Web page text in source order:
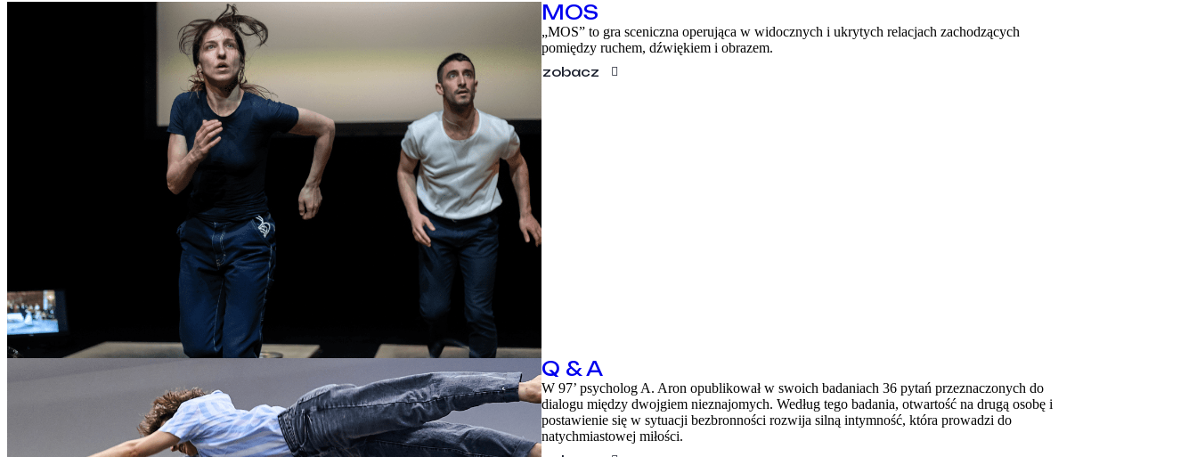
MOS
„MOS” to gra sceniczna operująca w widocznych i ukrytych relacjach zachodzących
pomiędzy ruchem, dźwiękiem i obrazem.
zobacz
Q & A
W 97’ psycholog A. Aron opublikował w swoich badaniach 36 pytań przeznaczonych do
dialogu między dwojgiem nieznajomych. Według tego badania, otwartość na drugą osobę i
postawienie się w sytuacji bezbronności rozwija silną intymność, która prowadzi do
natychmiastowej miłości.